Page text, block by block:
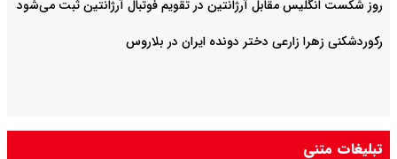
روز شکست انگلیس مقابل آرژانتین در تقویم فوتبال آرژانتین ثبت می‌شود
رکوردشکنی زهرا زارعی دختر دونده ایران در بلاروس
تبلیغات متنی